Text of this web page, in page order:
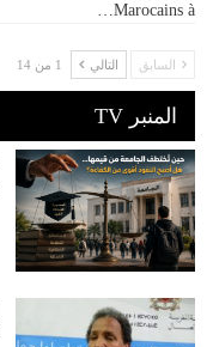
Marocains à…
السابق التالي 1 من 14
المنبر TV